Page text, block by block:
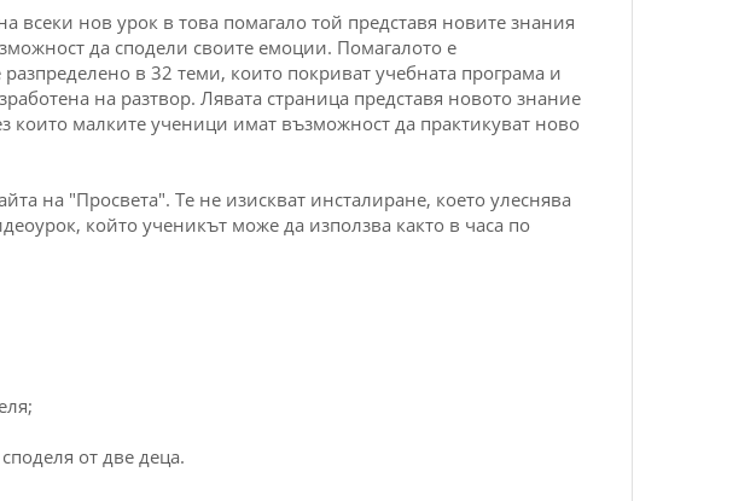
всеки нов урок в това помагало той представя новите знания
да сподели своите емоции. Помагалото е
в 32 теми, които покриват учебната програма и
на разтвор. Лявата страница представя новото знание
които малките ученици имат възможност да практикуват ново
на "Просвета". Те не изискват инсталиране, което улеснява
който ученикът може да използва както в часа по
от две деца.